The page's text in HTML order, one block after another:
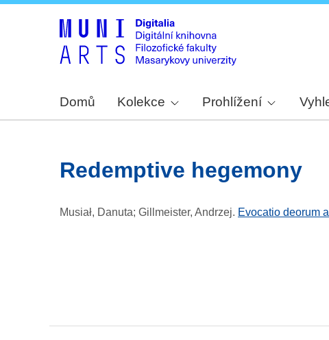
Domů Kolekce Prohlížení
redemptive hegemony
Musiał, Danuta; Gillmeister, Andrzej. Evocatio deorum